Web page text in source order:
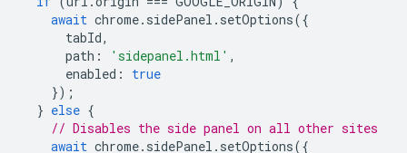
await chrome. sidePanel . setOptions({
tabId,
path : 'sidepanel.html' ,
enabled :
true
});
} else {
// Disables the side panel on all other sites
await chrome. sidePanel . setOptions({